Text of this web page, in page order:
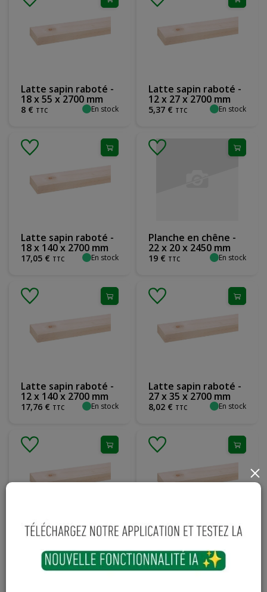
Latte sapin raboté -
18 x 55 x 2700 mm
8 € TTC En stock
Latte sapin raboté -
12 x 27 x 2700 mm
5,37 € TTC En stock
Latte sapin raboté -
18 x 140 x 2700 mm
17,05 € TTC En stock
Planche en chêne -
22 x 20 x 2450 mm
19 € TTC En stock
Latte sapin raboté -
12 x 140 x 2700 mm
17,76 € TTC En stock
Latte sapin raboté -
27 x 35 x 2700 mm
8,02 € TTC En stock
Latte sapin raboté -
€ TTC En stock
Latte sapin raboté -
10,48€ TTC En stock
×